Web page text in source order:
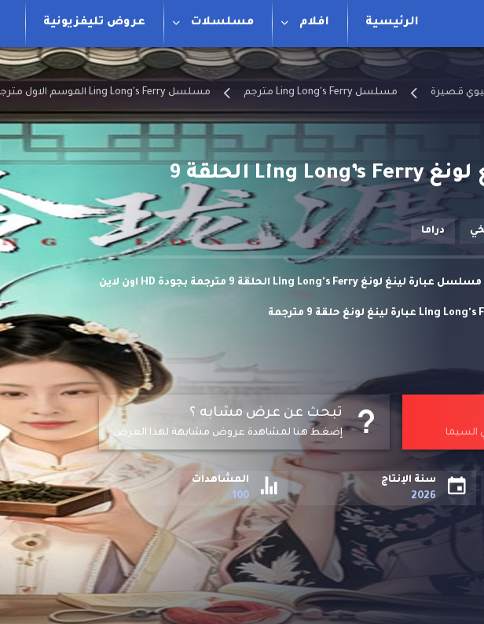
الرئيسية افلام مسلسلات عروض تليفزيونية
قصيرة مسلسل Ling Long's Ferry مترجم مسلسل Ling Long's Ferry الموسم الاول مترجم
مسلسل عبارة لينغ لونغ Ling Long’s Ferry الحلقة 9
دراما
مشاهدة وتحميل مسلسل عبارة لينغ لونغ Ling Long's Ferry الحلقة 9 مترجمة بجودة HD اون لاين
تبحث عن عرض مشابه ؟
إضغط هنا لمشاهدة عروض مشابهة لهذا العرض السيما
سنة الإنتاج
2026
المشاهدات
100